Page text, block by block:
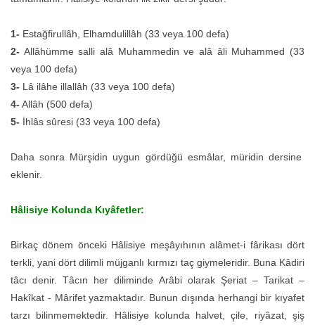
1- Estağfirullâh, Elhamdulillâh (33 veya 100 defa)
2- Allâhümme salli alâ Muhammedin ve alâ âli Muhammed (33
veya 100 defa)
3- Lâ ilâhe illallâh (33 veya 100 defa)
4- Allâh (500 defa)
5- İhlâs sûresi (33 veya 100 defa)
Daha sonra Mürşidin uygun gördüğü esmâlar, müridin dersine
eklenir.
Hâlisiye Kolunda Kıyâfetler:
Birkaç dönem önceki Hâlisiye meşâyıhının alâmet-i fârikası dört
terkli, yani dört dilimli müjganlı kırmızı taç giymeleridir. Buna Kâdiri
tâcı denir. Tâcın her diliminde Arâbi olarak Şeriat – Tarikat –
Hakîkat - Mârifet yazmaktadır. Bunun dışında herhangi bir kıyafet
tarzı bilinmemektedir. Hâlisiye kolunda halvet, çile, riyâzat, şiş